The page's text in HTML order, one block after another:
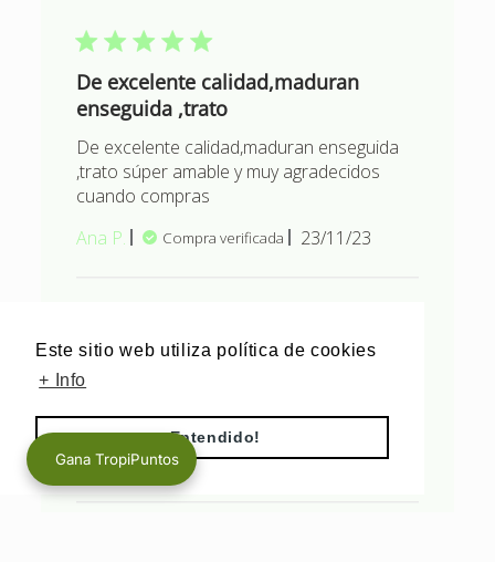
Este sitio web utiliza política de cookies
+ Info
¡Entendido!
De excelente calidad,maduran
enseguida ,trato
De excelente calidad,maduran enseguida
,trato súper amable y muy agradecidos
cuando compras
Ana P.
Compra verificada
Fecha
23/11/23
Hola Ana!! Muchas gracias por tu
aguacate :)
¿Fue útil esta reseña?
Gana TropiPuntos